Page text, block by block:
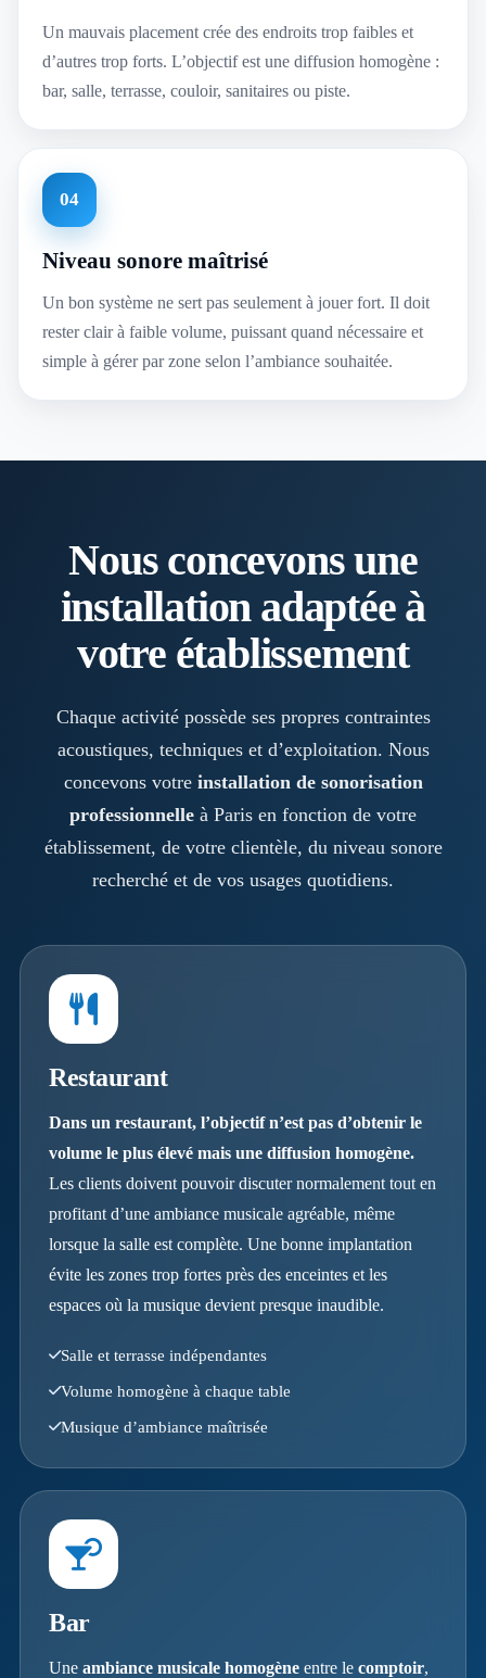
Un mauvais placement crée des endroits trop faibles et
d’autres trop forts. L’objectif est une diffusion homogène :
bar, salle, terrasse, couloir, sanitaires ou piste.
04
Niveau sonore maîtrisé
Un bon système ne sert pas seulement à jouer fort. Il doit
rester clair à faible volume, puissant quand nécessaire et
simple à gérer par zone selon l’ambiance souhaitée.
Nous concevons une
installation adaptée à
votre établissement
Chaque activité possède ses propres contraintes
acoustiques, techniques et d’exploitation. Nous
concevons votre installation de sonorisation
professionnelle à Paris en fonction de votre
établissement, de votre clientèle, du niveau sonore
recherché et de vos usages quotidiens.
Restaurant
Dans un restaurant, l’objectif n’est pas d’obtenir le
volume le plus élevé mais une diffusion homogène.
Les clients doivent pouvoir discuter normalement tout en
profitant d’une ambiance musicale agréable, même
lorsque la salle est complète. Une bonne implantation
évite les zones trop fortes près des enceintes et les
espaces où la musique devient presque inaudible.
Salle et terrasse indépendantes
Volume homogène à chaque table
Musique d’ambiance maîtrisée
Bar
Une ambiance musicale homogène entre le comptoir,